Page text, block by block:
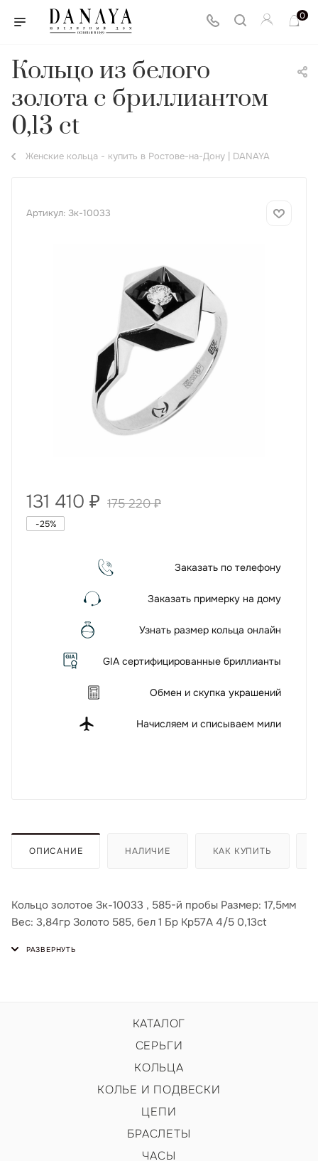
0
Кольцо из белого
золота с бриллиантом
0,13 ct
Женские кольца - купить в Ростове-на-Дону | DANAYA
Артикул: Зк-10033
131 410 ₽ 175 220₽
-25%
Заказать по телефону
Заказать примерку на дому
Узнать размер кольца онлайн
GIA сертифицированные бриллианты
Обмен и скупка украшений
Начисляем и списываем мили
ОПИСАНИЕ НАЛИЧИЕ КАК КУПИТЬ
Кольцо золотое Зк-10033 , 585-й пробы Размер: 17,5мм
Вес: 3,84гр Золото 585, бел 1 Бр Кр57А 4/5 0,13ct
КАТАЛОГ
СЕРЬГИ
КОЛЬЦА
КОЛЬЕ И ПОДВЕСКИ
ЦЕПИ
БРАСЛЕТЫ
ЧАСЫ